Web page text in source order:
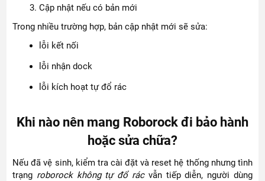
Cập nhật nếu có bản mới
Trong nhiều trường hợp, bản cập nhật mới sẽ sửa:
lỗi kết nối
lỗi nhận dock
lỗi kích hoạt tự đổ rác
Khi nào nên mang Roborock đi bảo hành
hoặc sửa chữa?
Nếu đã vệ sinh, kiểm tra cài đặt và reset hệ thống nhưng tình
trạng roborock không tự đổ rácvẫn tiếp diễn, người dùng